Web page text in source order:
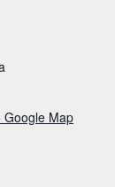
Google Map